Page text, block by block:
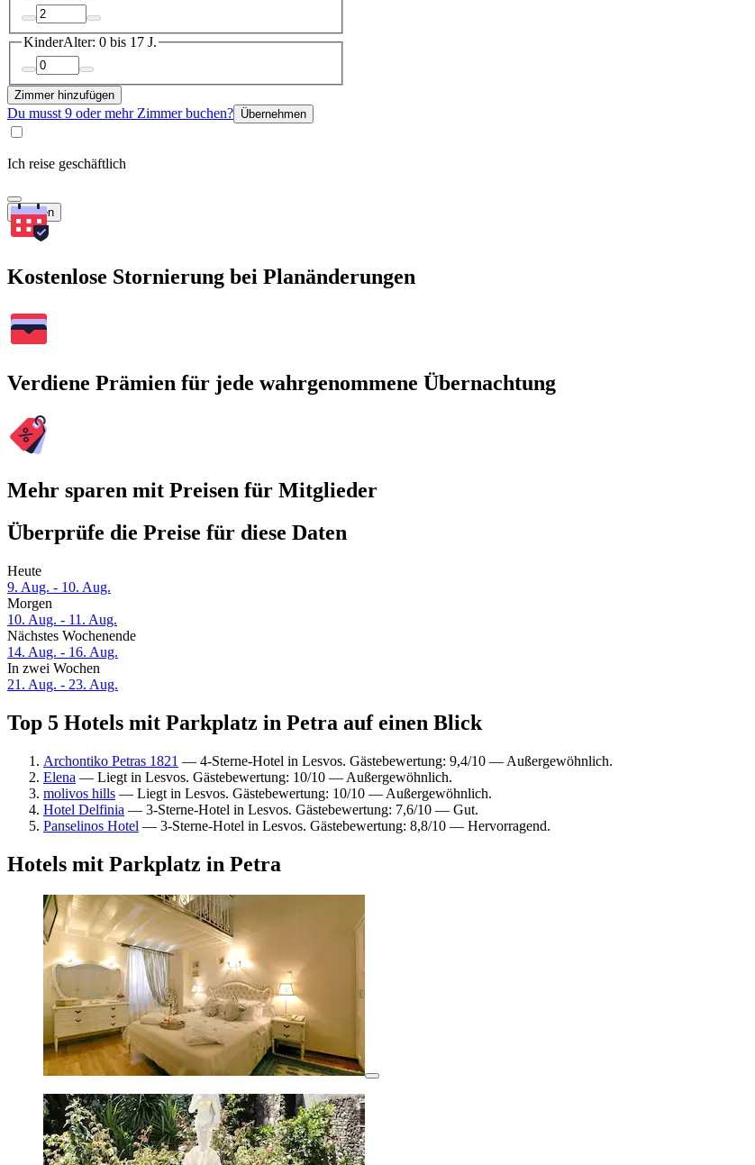
KinderAlter: 0 bis 17 J.
Zimmer hinzufügen
Du musst 9 oder mehr Zimmer buchen? Übernehmen
Ich reise geschäftlich
Suchen
Kostenlose Stornierung bei Planänderungen
Verdiene Prämien für jede wahrgenommene Übernachtung
Mehr sparen mit Preisen für Mitglieder
Überprüfe die Preise für diese Daten
Heute
9. Aug. - 10. Aug.
Morgen
10. Aug. - 11. Aug.
Nächstes Wochenende
14. Aug. - 16. Aug.
In zwei Wochen
21. Aug. - 23. Aug.
Top 5 Hotels mit Parkplatz in Petra auf einen Blick
Archontiko Petras 1821 — 4-Sterne-Hotel in Lesvos. Gästebewertung: 9,4/10 — Außergewöhnlich.
Elena — Liegt in Lesvos. Gästebewertung: 10/10 — Außergewöhnlich.
molivos hills — Liegt in Lesvos. Gästebewertung: 10/10 — Außergewöhnlich.
Hotel Delfinia — 3-Sterne-Hotel in Lesvos. Gästebewertung: 7,6/10 — Gut.
Panselinos Hotel — 3-Sterne-Hotel in Lesvos. Gästebewertung: 8,8/10 — Hervorragend.
Hotels mit Parkplatz in Petra